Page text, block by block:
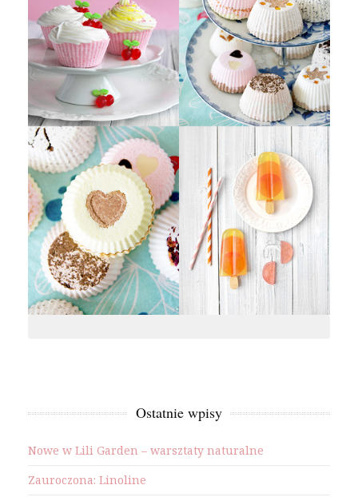
Ostatnie wpisy
Nowe w Lili Garden – warsztaty naturalne
Zauroczona: Linoline